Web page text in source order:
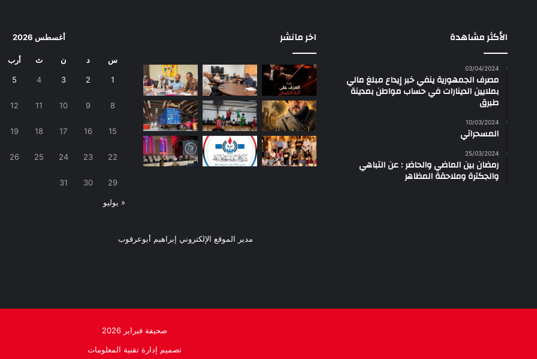
الأكثر مشاهدة
03/04/2024
مصرف الجمهورية ينفي خبر إيداع مبلغ مالي
بملايين الدينارات في حساب مواطن بمدينة
طبرق
10/03/2024
المسحراتي
25/03/2024
رمضان بين الماضي والحاضر : عن التباهي
والجكترة وملاحقة المظاهر
اخر مانشر أغسطس 2026
س د ن ث أرب
1
2
3
4
5
8
9
10
11
12
15
16
17
18
19
22
23
24
25
26
29
30
31
« يوليو
مدير الموقع الإلكتروني إبراهيم أبوعرقوب
صحيفة فبراير 2026
تصميم إدارة تقنية المعلومات